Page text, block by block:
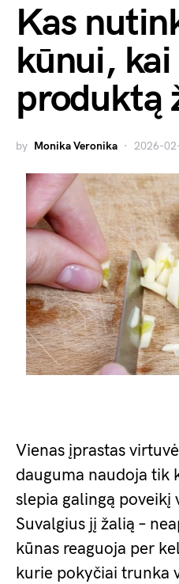
Kas
kūnui,
produktą
by Monika Veronika 2026-
Vienas įprastas
dauguma naudoja tik
slepia galingą poveikį
Suvalgius jį žalią –
kūnas reaguoja per
kurie pokyčiai trunka